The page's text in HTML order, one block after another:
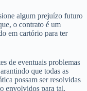
algum prejuízo futuro
o contrato é um
em cartório para ter
de eventuais problemas
que todas as
possam ser resolvidas
envolvidos para tal.